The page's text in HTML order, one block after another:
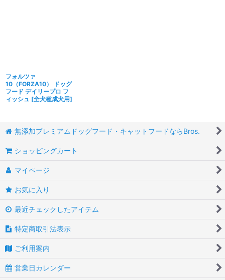
フォルツァ
10（FORZA10） ドッグ
フード デイリープロ フ
ィッシュ [全犬種成犬用]
無添加プレミアムドッグフード・キャットフードならBros.
ショッピングカート
マイページ
お気に入り
最近チェックしたアイテム
特定商取引法表示
ご利用案内
営業日カレンダー